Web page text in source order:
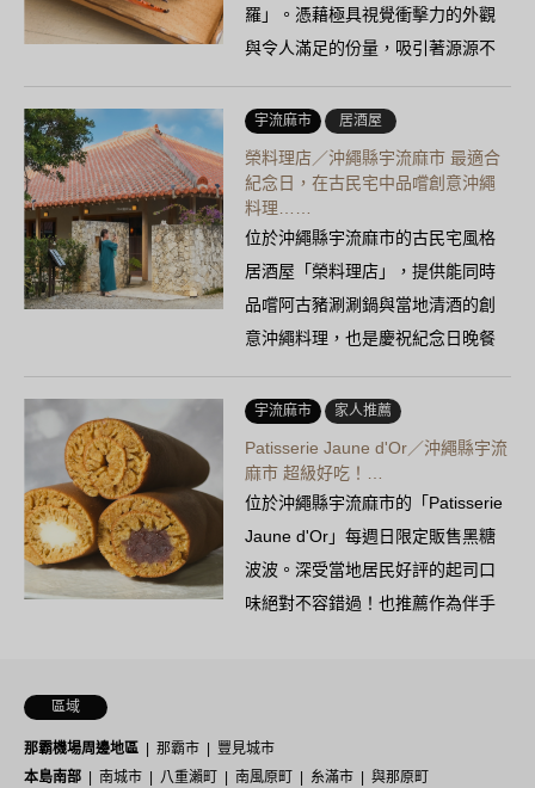
羅」。憑藉極具視覺衝擊力的外觀
與令人滿足的份量，吸引著源源不
絕的遊客與當地居民……
宇流麻市 居酒屋
榮料理店／沖繩縣宇流麻市 最適合
紀念日，在古民宅中品嚐創意沖繩
料理……
位於沖繩縣宇流麻市的古民宅風格
居酒屋「榮料理店」，提供能同時
品嚐阿古豬涮涮鍋與當地清酒的創
意沖繩料理，也是慶祝紀念日晚餐
的絕佳選擇。
宇流麻市 家人推薦
Patisserie Jaune d'Or／沖繩縣宇流
麻市 超級好吃！…
位於沖繩縣宇流麻市的「Patisserie
Jaune d'Or」每週日限定販售黑糖
波波。深受當地居民好評的起司口
味絕對不容錯過！也推薦作為伴手
區域
那霸機場周邊地區 那霸市
豐見城市
本島南部
南城市 八重瀨町 南風原町 糸滿市
與那原町